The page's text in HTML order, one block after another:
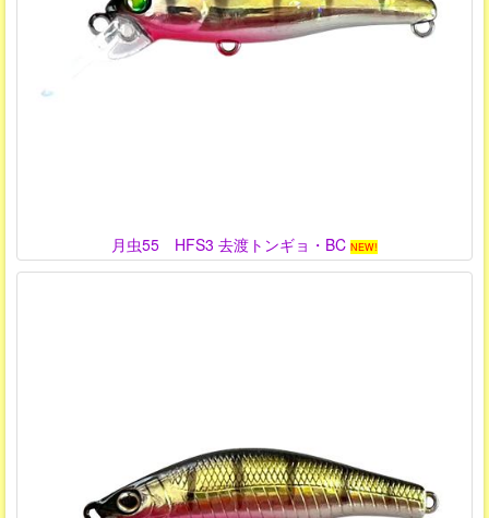
月虫55 HFS3 去渡トンギョ・BC NEW!